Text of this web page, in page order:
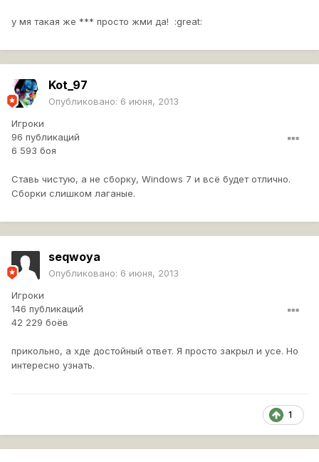
у мя такая же *** просто жми да! :great:
Kot_97
Опубликовано: 6 июня, 2013
Игроки
96 публикаций
6 593 боя
Ставь чистую, а не сборку, Windows 7 и всё будет отлично.
Сборки слишком лаганые.
seqwoya
Опубликовано: 6 июня, 2013
Игроки
146 публикаций
42 229 боёв
прикольно, а хде достойный ответ. Я просто закрыл и усе. Но
интересно узнать.
1